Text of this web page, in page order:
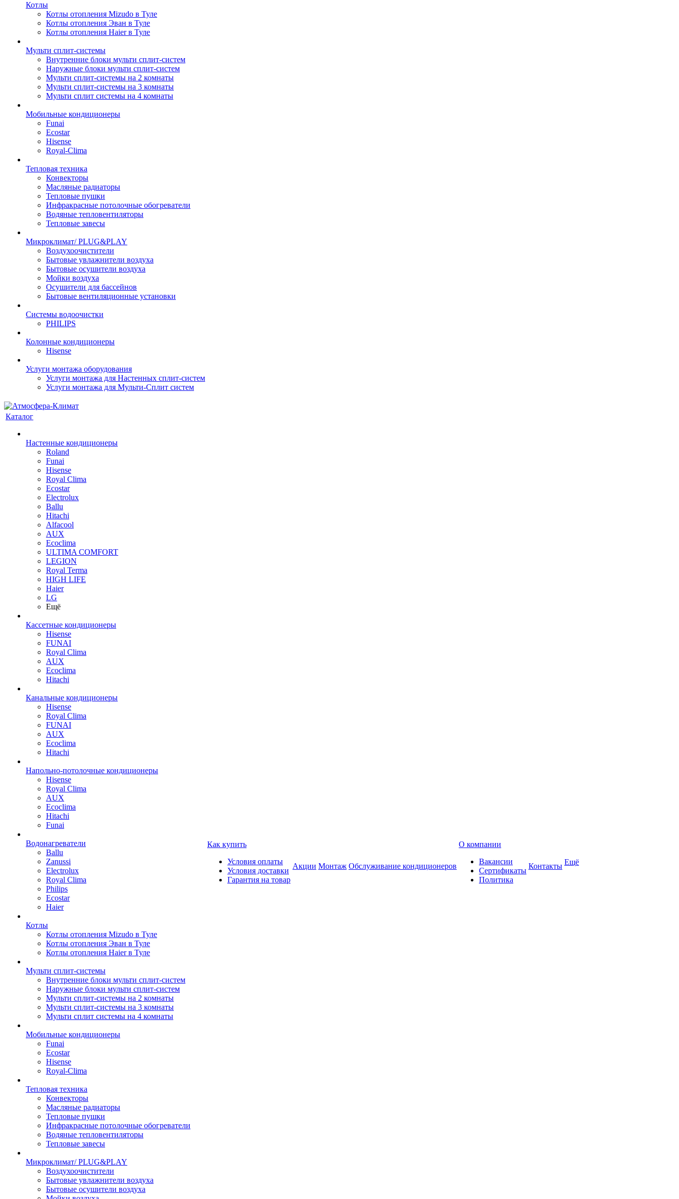
Котлы
Котлы отопления Mizudo в Туле
Котлы отопления Эван в Туле
Котлы отопления Haier в Туле
Мульти сплит-системы
Внутренние блоки мульти сплит-систем
Наружные блоки мульти сплит-систем
Мульти сплит-системы на 2 комнаты
Мульти сплит-системы на 3 комнаты
Мульти сплит системы на 4 комнаты
Мобильные кондиционеры
Funai
Ecostar
Hisense
Royal-Clima
Тепловая техника
Конвекторы
Масляные радиаторы
Тепловые пушки
Инфракрасные потолочные обогреватели
Водяные тепловентиляторы
Тепловые завесы
Микроклимат/ PLUG&PLAY
Воздухоочистители
Бытовые увлажнители воздуха
Бытовые осушители воздуха
Мойки воздуха
Осушители для бассейнов
Бытовые вентиляционные установки
Системы водоочистки
PHILIPS
Колонные кондиционеры
Hisense
Услуги монтажа оборудования
Услуги монтажа для Настенных сплит-систем
Услуги монтажа для Мульти-Сплит систем
Каталог
Настенные кондиционеры
Roland
Funai
Hisense
Royal Clima
Ecostar
Electrolux
Ballu
Hitachi
Alfacool
AUX
Ecoclima
ULTIMA COMFORT
LEGION
Royal Terma
HIGH LIFE
Haier
LG
Ещё
Кассетные кондиционеры
Hisense
FUNAI
Royal Clima
AUX
Ecoclima
Hitachi
Канальные кондиционеры
Hisense
Royal Clima
FUNAI
AUX
Ecoclima
Hitachi
Напольно-потолочные кондиционеры
Hisense
Royal Clima
AUX
Ecoclima
Hitachi
Funai
Водонагреватели
Ballu
Zanussi
Electrolux
Royal Clima
Philips
Ecostar
Haier
Котлы
Котлы отопления Mizudo в Туле
Котлы отопления Эван в Туле
Котлы отопления Haier в Туле
Мульти сплит-системы
Внутренние блоки мульти сплит-систем
Наружные блоки мульти сплит-систем
Мульти сплит-системы на 2 комнаты
Мульти сплит-системы на 3 комнаты
Мульти сплит системы на 4 комнаты
Мобильные кондиционеры
Funai
Ecostar
Hisense
Royal-Clima
Тепловая техника
Конвекторы
Масляные радиаторы
Тепловые пушки
Инфракрасные потолочные обогреватели
Водяные тепловентиляторы
Тепловые завесы
Микроклимат/ PLUG&PLAY
Воздухоочистители
Бытовые увлажнители воздуха
Бытовые осушители воздуха
Как купить
Условия оплаты
Условия доставки
Гарантия на товар
Акции Монтаж Обслуживание кондиционеров
О компании
Вакансии
Сертификаты
Политика
Контакты Ещё